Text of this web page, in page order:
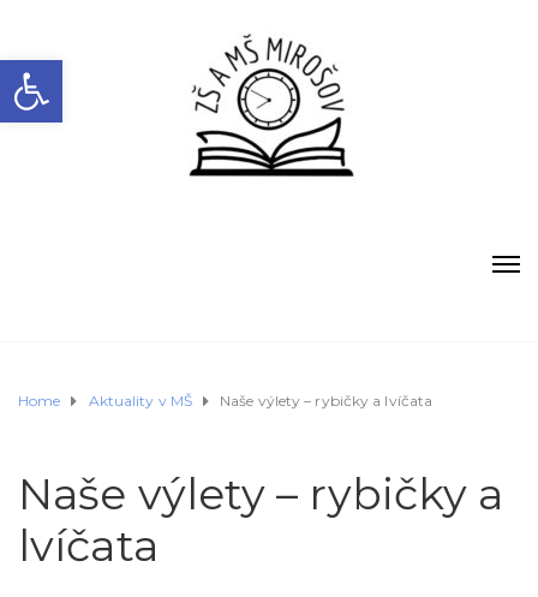
Open toolbar
Home Aktuality v MŠ Naše výlety – rybičky a lvíčata
Naše výlety – rybičky a
lvíčata